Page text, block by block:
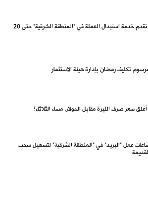
"البريد" تقدم خدمة استبدال العملة في "المنطقة الشرقية" حتى 20
تكليف رمضان بإدارة هيئة الاستثمار
سعر صرف الليرة مقابل الدولار، مساء الثلاثاء؟
عمل "البريد" في "المنطقة الشرقية" لتسهيل سحب